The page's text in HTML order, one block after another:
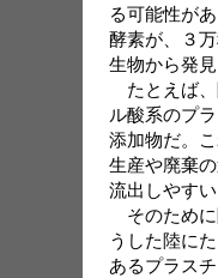
る可能性が
酵素が、３
生物から発
たとえば、
ル酸系のプ
添加物だ。
生産や廃棄
流出しやす
そのために
うした陸に
あるプラス